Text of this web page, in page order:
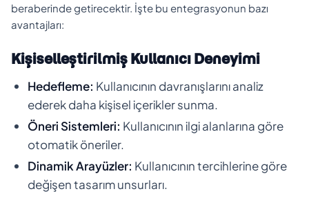
beraberinde getirecektir. İşte bu entegrasyonun bazı
avantajları:
Kişiselleştirilmiş Kullanıcı Deneyimi
Hedefleme: Kullanıcının davranışlarını analiz
ederek daha kişisel içerikler sunma.
Öneri Sistemleri: Kullanıcının ilgi alanlarına göre
otomatik öneriler.
Dinamik Arayüzler: Kullanıcının tercihlerine göre
değişen tasarım unsurları.